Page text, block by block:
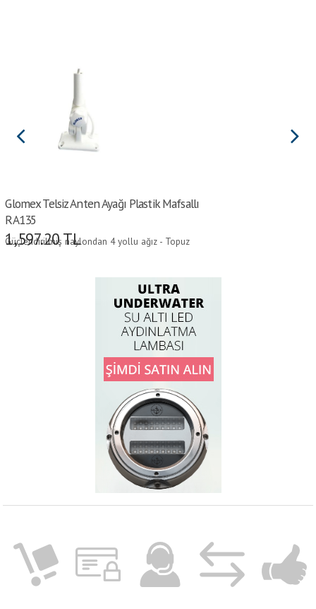
Glomex Telsiz Anten Ayağı Plastik Mafsallı
RA135
Güçlendirilmiş naylondan 4 yollu ağız - Topuz
1,597.20TL